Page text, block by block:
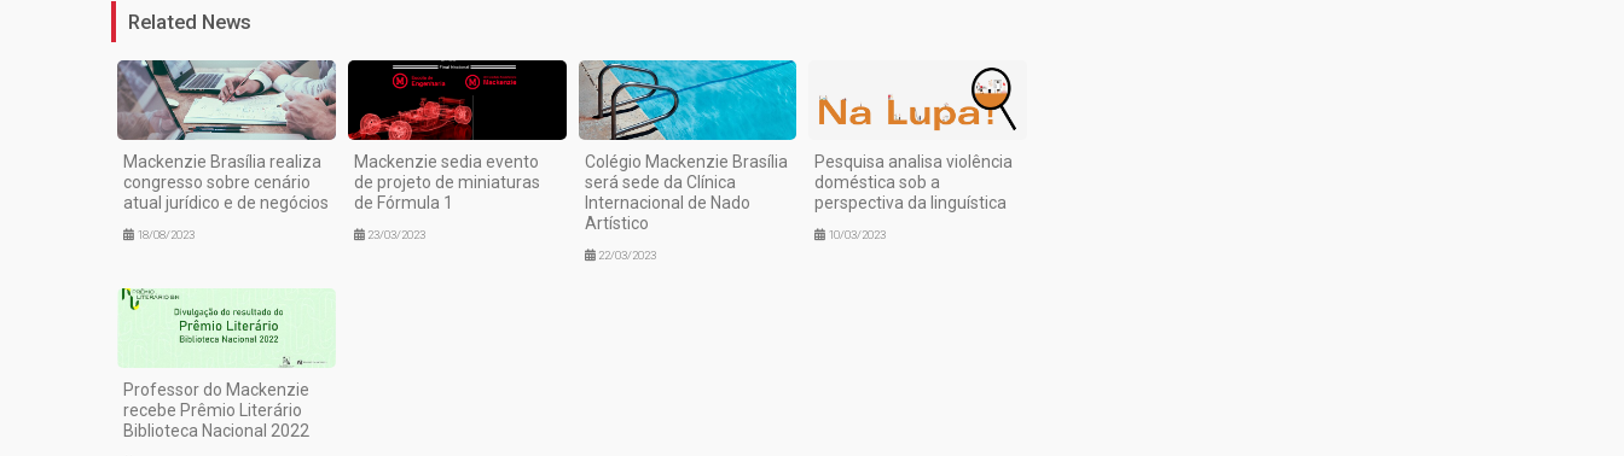
Related News
Mackenzie Brasília realiza
congresso sobre cenário
atual jurídico e de negócios
18/08/2023
Mackenzie sedia evento
de projeto de miniaturas
de Fórmula 1
23/03/2023
Colégio Mackenzie Brasília
será sede da Clínica
Internacional de Nado
Artístico
22/03/2023
Pesquisa analisa violência
doméstica sob a
perspectiva da linguística
10/03/2023
Professor do Mackenzie
recebe Prêmio Literário
Biblioteca Nacional 2022